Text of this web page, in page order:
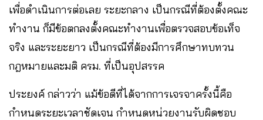
เพื่อดำเนินการต่อเลย ระยะกลาง เป็นกรณีที่ต้องตั้งคณะ
ทำงาน ก็มีข้อตกลงตั้งคณะทำงานเพื่อตรวจสอบข้อเท็จ
จริง และระยะยาว เป็นกรณีที่ต้องมีการศึกษาทบทวน
กฎหมายและมติ ครม. ที่เป็นอุปสรรค
ประยงค์ กล่าวว่า แม้ข้อดีที่ได้จากการเจรจาครั้งนี้คือ
กำหนดระยะเวลาชัดเจน กำหนดหน่วยงานรับผิดชอบ